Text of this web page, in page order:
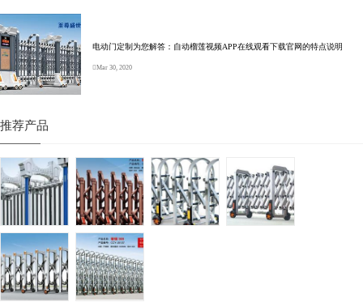
电动门定制为您解答：自动榴莲视频APP在线观看下载官网的特点说明
Mar 30, 2020
推荐产品